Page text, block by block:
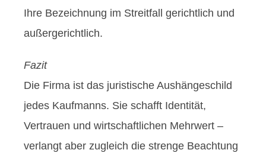
Ihre Bezeichnung im Streitfall gerichtlich und
außergerichtlich.
Fazit
Die Firma ist das juristische Aushängeschild
jedes Kaufmanns. Sie schafft Identität,
Vertrauen und wirtschaftlichen Mehrwert –
verlangt aber zugleich die strenge Beachtung